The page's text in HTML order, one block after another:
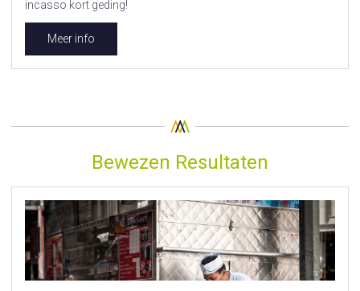
incasso kort geding!
Meer info
Bewezen Resultaten